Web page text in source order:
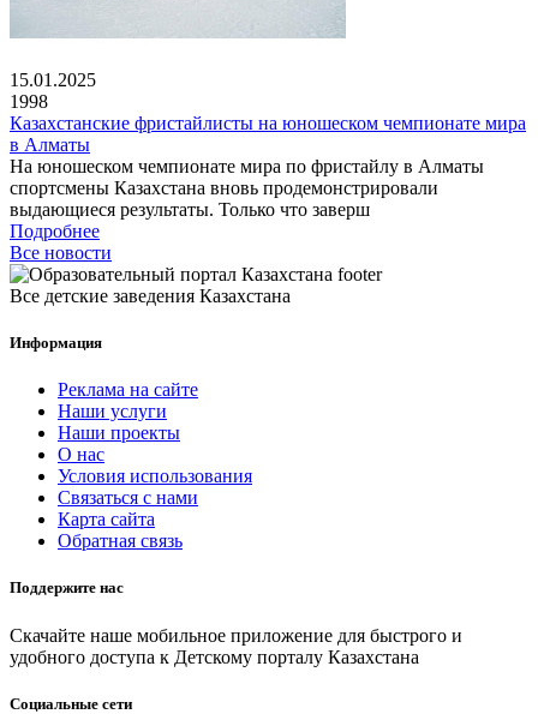
15.01.2025
1998
Казахстанские фристайлисты на юношеском чемпионате мира
в Алматы
На юношеском чемпионате мира по фристайлу в Алматы
спортсмены Казахстана вновь продемонстрировали
выдающиеся результаты. Только что заверш
Подробнее
Все новости
Все детские заведения Казахстана
Информация
Реклама на сайте
Наши услуги
Наши проекты
О нас
Условия использования
Связаться с нами
Карта сайта
Обратная связь
Поддержите нас
Скачайте наше мобильное приложение для быстрого и
удобного доступа к Детскому порталу Казахстана
Социальные сети